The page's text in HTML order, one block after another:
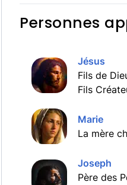
Personnes
Jésus
Fils de
Fils
Marie
La mère
Joseph
Père des